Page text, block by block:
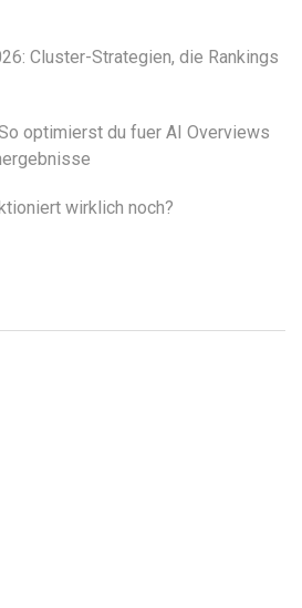
Cluster-Strategien, die Rankings
optimierst du fuer AI Overviews
wirklich noch?